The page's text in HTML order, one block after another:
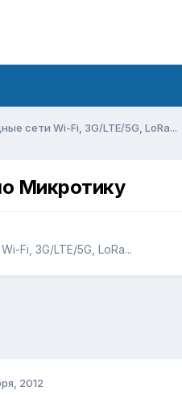
сети Wi-Fi, 3G/LTE/5G, LoRa...
Микротику
Fi, 3G/LTE/5G, LoRa...
2012